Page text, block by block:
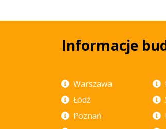
Informacje
Warszawa
Łódź
Poznań